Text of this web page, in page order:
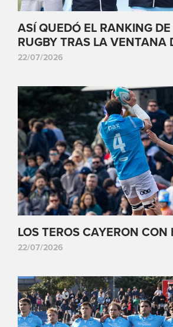
ASÍ QUEDÓ EL RANKING
RUGBY TRAS LA VENTANA
22/07/2026
LOS TEROS CAYERON CON
22/07/2026